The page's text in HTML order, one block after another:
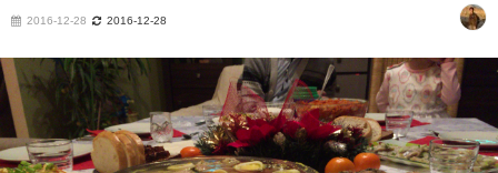
2016-12-28 2016-12-28